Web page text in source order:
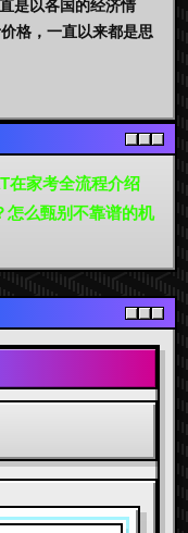
是以各国的经济情
格，一直以来都是思
在家考全流程介绍
怎么甄别不靠谱的机